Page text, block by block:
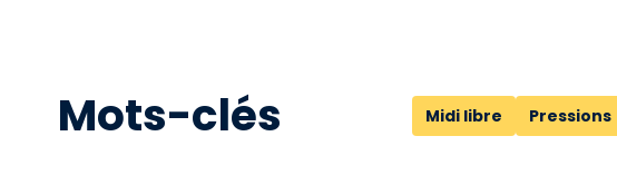
Mots-clés Midi libre Pressions